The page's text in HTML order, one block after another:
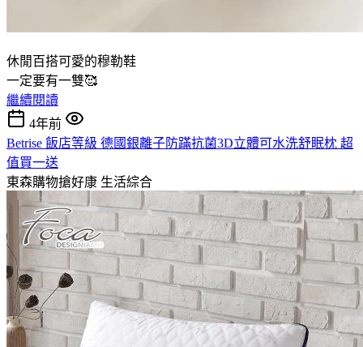
休閒百搭可愛的穆勒鞋
一定要有一雙🥰
繼續閱讀
4年前
Betrise 飯店等級 德國銀離子防蹣抗菌3D立體可水洗舒眠枕 超
值買一送
東森購物搶好康 生活綜合